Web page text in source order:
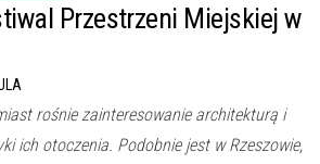
Przestrzeni Miejskiej w
rośnie zainteresowanie architekturą i
ich otoczenia. Podobnie jest w Rzeszowie,